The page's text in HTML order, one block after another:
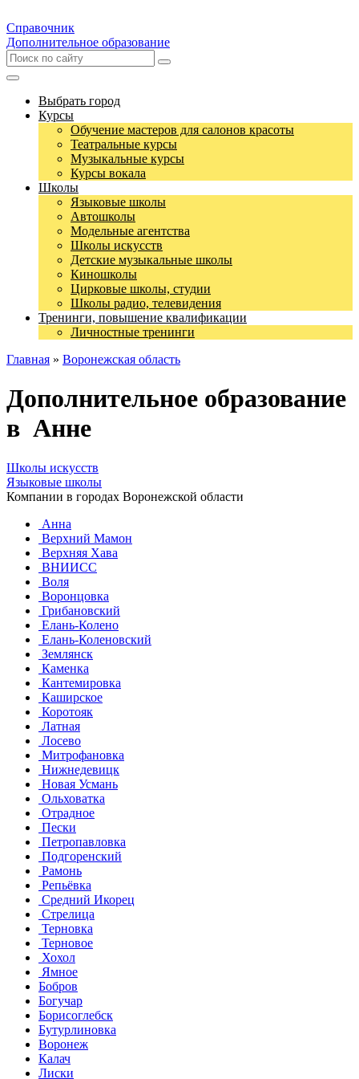
Справочник
Дополнительное образование
Выбрать город
Курсы
Обучение мастеров для салонов красоты
Театральные курсы
Музыкальные курсы
Курсы вокала
Школы
Языковые школы
Автошколы
Модельные агентства
Школы искусств
Детские музыкальные школы
Киношколы
Цирковые школы, студии
Школы радио, телевидения
Тренинги, повышение квалификации
Личностные тренинги
Главная » Воронежская область
Дополнительное образование
в Анне
Школы искусств
Языковые школы
Компании в городах Воронежской области
Анна
Верхний Мамон
Верхняя Хава
ВНИИСС
Воля
Воронцовка
Грибановский
Елань-Колено
Елань-Коленовский
Землянск
Каменка
Кантемировка
Каширское
Коротояк
Латная
Лосево
Митрофановка
Нижнедевицк
Новая Усмань
Ольховатка
Отрадное
Пески
Петропавловка
Подгоренский
Рамонь
Репьёвка
Средний Икорец
Стрелица
Терновка
Терновое
Хохол
Ямное
Бобров
Богучар
Борисоглебск
Бутурлиновка
Воронеж
Калач
Лиски